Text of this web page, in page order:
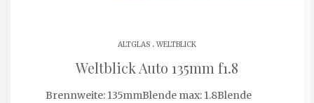
ALTGLAS . WELTBLICK
Weltblick Auto 135mm f1.8
Brennweite: 135mmBlende max: 1.8Blende